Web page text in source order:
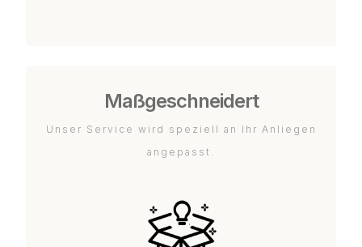
Maßgeschneidert
Unser Service wird speziell an Ihr Anliegen
angepasst.